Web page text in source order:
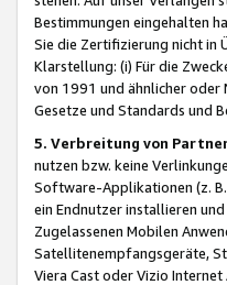
Bestimmungen eingehalten
Sie die Zertifizierung nicht in
Klarstellung: (i) Für die
von 1991 und ähnlicher oder
Gesetze und Standards und
5. Verbreitung von
nutzen bzw. keine
Software-Applikationen (z.
ein Endnutzer installieren
Zugelassenen Mobilen
Satellitenempfangsgeräte,
Viera Cast oder Vizio